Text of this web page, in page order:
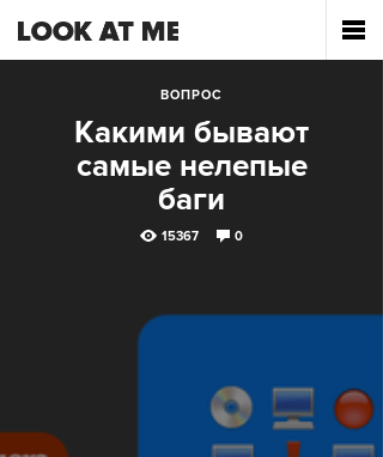
ВОПРОС
Какими бывают
самые нелепые
баги
15367 0